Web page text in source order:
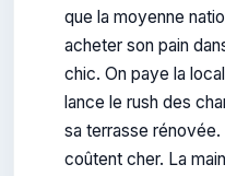
que la moyenne
acheter son pain
chic. On paye la
lance le rush des
sa terrasse
coûtent cher. La